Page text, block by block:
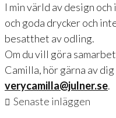
I min värld av design
och goda drycker och
besatthet av odling.
Om du vill göra
Camilla, hör gärna av dig
verycamilla@julner.se.
Senaste inläggen